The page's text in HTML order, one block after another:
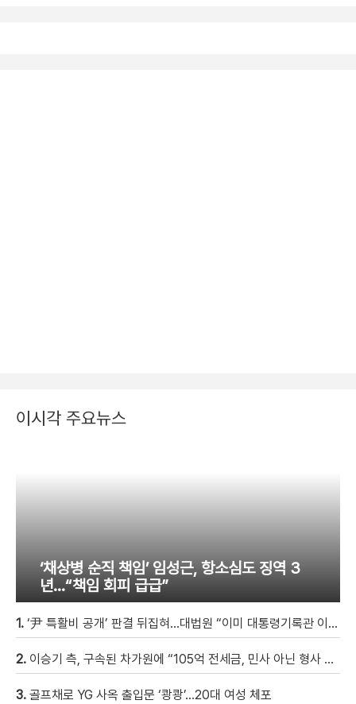
이시각 주요뉴스
‘채상병 순직 책임’ 임성근, 항소심도 징역 3
년…“책임 회피 급급”
1. ‘尹 특활비 공개’ 판결 뒤집혀…대법원 “이미 대통령기록관 이관”
2. 이승기 측, 구속된 차가원에 “105억 전세금, 민사 아닌 형사 범죄…엄벌 원해” [자막뉴스]
3. 골프채로 YG 사옥 출입문 ‘쾅쾅’…20대 여성 체포